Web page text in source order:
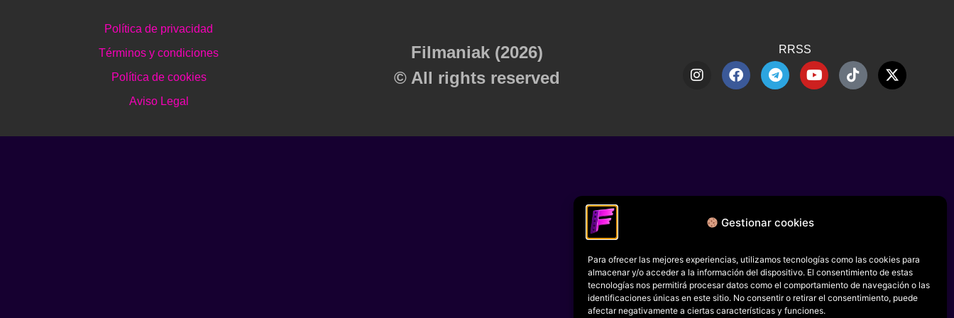
Gestionar cookies
Para ofrecer las mejores experiencias, utilizamos tecnologías como las cookies para
almacenar y/o acceder a la información del dispositivo. El consentimiento de estas
tecnologías nos permitirá procesar datos como el comportamiento de navegación o las
identificaciones únicas en este sitio. No consentir o retirar el consentimiento, puede
afectar negativamente a ciertas características y funciones.
Política de privacidad
Términos y condiciones
Política de cookies
Aviso Legal
Filmaniak (2026)
© All rights reserved
RRSS